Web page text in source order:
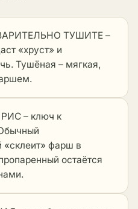
ТУШИТЕ –
«хруст» и
Тушёная – мягкая,
– ключ к
«склеит» фарш в
остаётся